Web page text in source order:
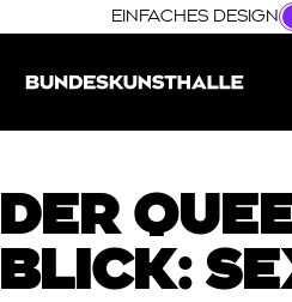
Direkt zur Hauptnavigation
Direkt zum Hauptinhalt
EINFACHES DESIGN
DER
BLICK: